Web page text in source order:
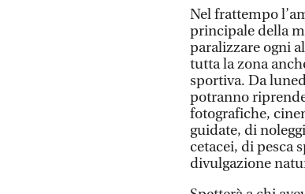
Nel frattempo
principale della
paralizzare ogni
tutta la zona
sportiva. Da
potranno
fotografiche,
guidate, di
cetacei, di pesca
divulgazione